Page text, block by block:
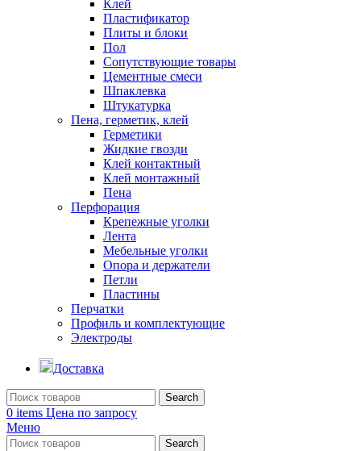
Клей
Пластификатор
Плиты и блоки
Пол
Сопутствующие товары
Цементные смеси
Шпаклевка
Штукатурка
Пена, герметик, клей
Герметики
Жидкие гвозди
Клей контактный
Клей монтажный
Пена
Перфорация
Крепежные уголки
Лента
Мебельные уголки
Опора и держатели
Петли
Пластины
Перчатки
Профиль и комплектующие
Электроды
Доставка
Search
0 items Цена по запросу
Меню
Search